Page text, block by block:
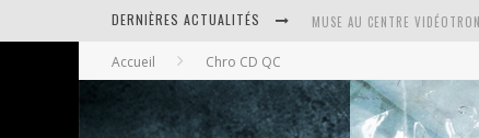
DERNIÈRES ACTUALITÉS MUSE AU CENTRE
JOURNEY AU CENTRE
Accueil Chro CD QC